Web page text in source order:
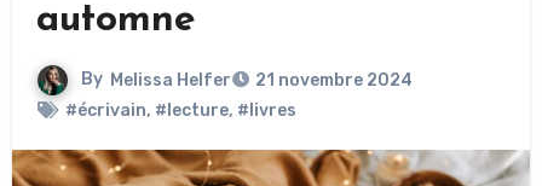
automne
By Melissa Helfer
21 novembre 2024
#écrivain, #lecture, #livres